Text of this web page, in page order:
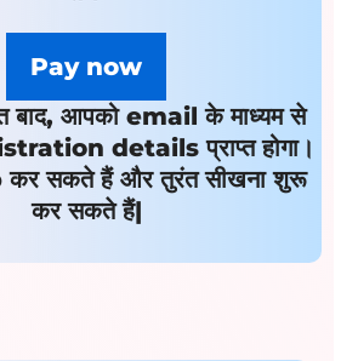
Pay now
बाद, आपको email के माध्यम से
details प्राप्त होगा।
सकते हैं और तुरंत सीखना शुरू
कर सकते हैं|